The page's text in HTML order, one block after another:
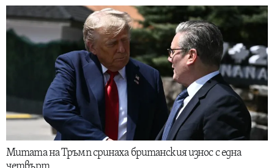
Митата на Тръмп сринаха британския износ с една